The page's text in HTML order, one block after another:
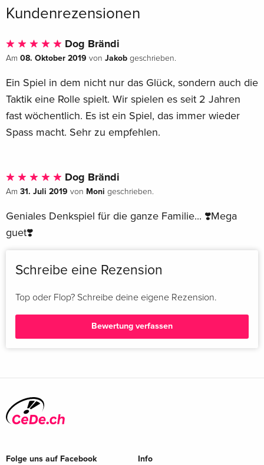
1 Kurzanleitung
Kundenrezensionen
Dog Brändi
Am 08. Oktober 2019 von Jakob geschrieben.
Ein Spiel in dem nicht nur das Glück, sondern auch die
Taktik eine Rolle spielt. Wir spielen es seit 2 Jahren
fast wöchentlich. Es ist ein Spiel, das immer wieder
Spass macht. Sehr zu empfehlen.
Dog Brändi
Am 31. Juli 2019 von Moni geschrieben.
Geniales Denkspiel für die ganze Familie... ❣️Mega
guet❣️
Schreibe eine Rezension
Top oder Flop? Schreibe deine eigene Rezension.
Bewertung verfassen
Folge uns auf Facebook
Info